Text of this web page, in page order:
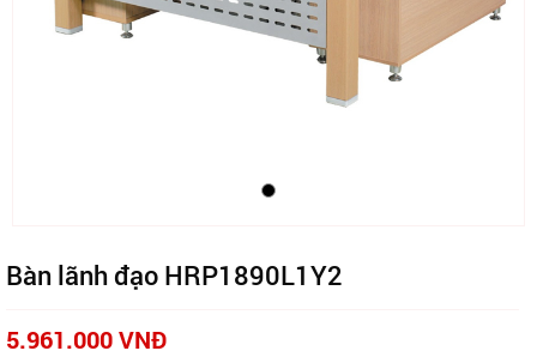
Bàn lãnh đạo HRP1890L1Y2
5.961.000 VNĐ